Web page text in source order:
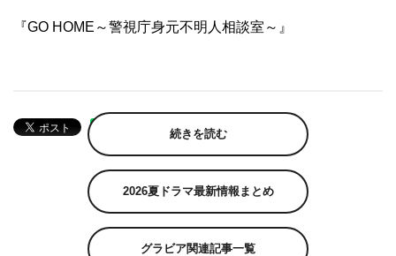
『GO HOME～警視庁身元不明人相談室～』
続きを読む
2026夏ドラマ最新情報まとめ
グラビア関連記事一覧